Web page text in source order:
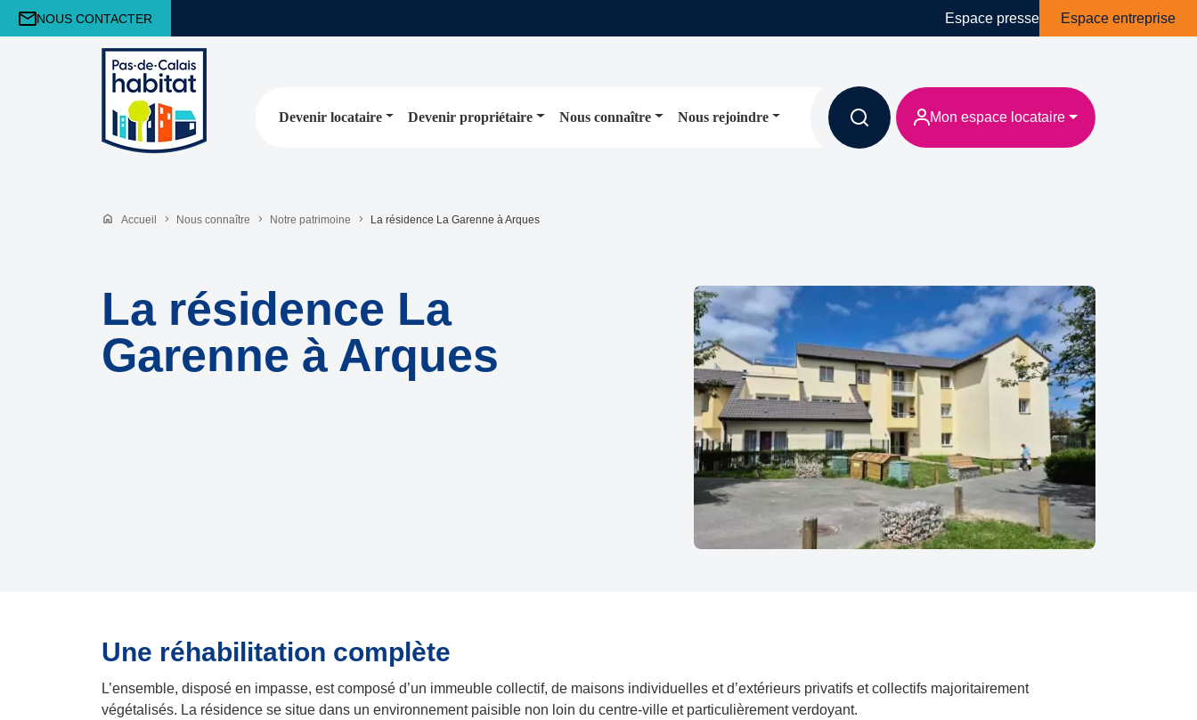
NOUS CONTACTER Espace presse Espace entreprise
Devenir locataire Devenir propriétaire Nous connaître Nous rejoindre Mon espace locataire
Accueil Nous connaître Notre patrimoine La résidence La Garenne à Arques
La résidence La
Garenne à Arques
Une réhabilitation complète
L’ensemble, disposé en impasse, est composé d’un immeuble collectif, de maisons individuelles et d’extérieurs privatifs et collectifs majoritairement
végétalisés. La résidence se situe dans un environnement paisible non loin du centre-ville et particulièrement verdoyant.